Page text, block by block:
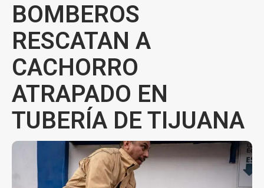
BOMBEROS
RESCATAN A
CACHORRO
ATRAPADO EN
TUBERÍA DE TIJUANA